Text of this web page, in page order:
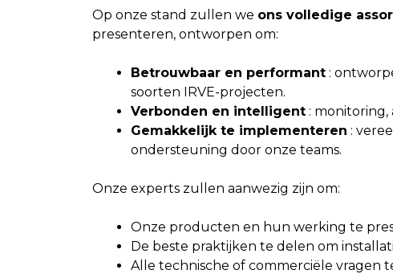
Op onze stand zullen we ons volledige
presenteren, ontworpen om:
Betrouwbaar en performant:
soorten IRVE-projecten.
Verbonden en intelligent: monitoring,
Gemakkelijk te implementeren :
ondersteuning door onze teams.
Onze experts zullen aanwezig zijn om:
Onze producten en hun werking te
De beste praktijken te delen om
Alle technische of commerciële vragen